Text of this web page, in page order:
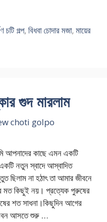
চটি গল্প,বিধবা চোদার মজা,মায়ের
গুদ মারলাম
choti golpo
কাছে এমন একটি
নতুন স্বাদে আস্বাদিত
না হঠাৎ তা আমার জীবনে
মত কিছুই নয়। প্রত্যেক পুরুষের
শত সাধনা।কিছুদিন আগের
আসতে শুরু …